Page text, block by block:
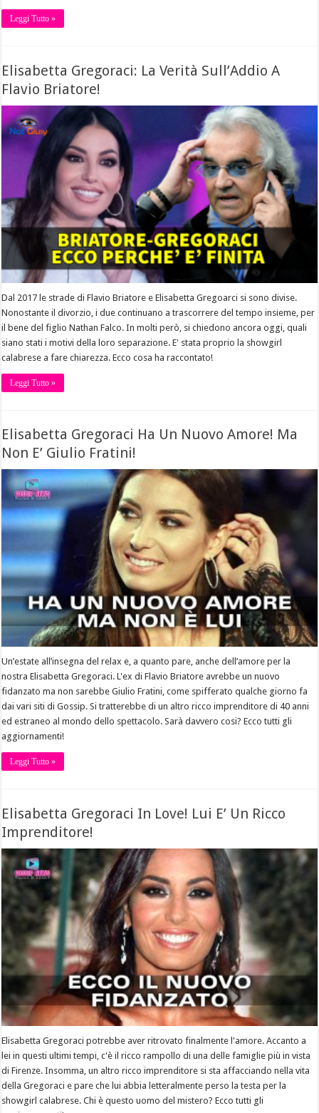
Leggi Tutto »
Elisabetta Gregoraci: La Verità Sull’Addio A
Flavio Briatore!
Dal 2017 le strade di Flavio Briatore e Elisabetta Gregoarci si sono divise.
Nonostante il divorzio, i due continuano a trascorrere del tempo insieme, per
il bene del figlio Nathan Falco. In molti però, si chiedono ancora oggi, quali
siano stati i motivi della loro separazione. E' stata proprio la showgirl
calabrese a fare chiarezza. Ecco cosa ha raccontato!
Leggi Tutto »
Elisabetta Gregoraci Ha Un Nuovo Amore! Ma
Non E’ Giulio Fratini!
Un’estate all’insegna del relax e, a quanto pare, anche dell’amore per la
nostra Elisabetta Gregoraci. L'ex di Flavio Briatore avrebbe un nuovo
fidanzato ma non sarebbe Giulio Fratini, come spifferato qualche giorno fa
dai vari siti di Gossip. Si tratterebbe di un altro ricco imprenditore di 40 anni
ed estraneo al mondo dello spettacolo. Sarà davvero cosi? Ecco tutti gli
aggiornamenti!
Leggi Tutto »
Elisabetta Gregoraci In Love! Lui E’ Un Ricco
Imprenditore!
Elisabetta Gregoraci potrebbe aver ritrovato finalmente l'amore. Accanto a
lei in questi ultimi tempi, c'è il ricco rampollo di una delle famiglie più in vista
di Firenze. Insomma, un altro ricco imprenditore si sta affacciando nella vita
della Gregoraci e pare che lui abbia letteralmente perso la testa per la
showgirl calabrese. Chi è questo uomo del mistero? Ecco tutti gli